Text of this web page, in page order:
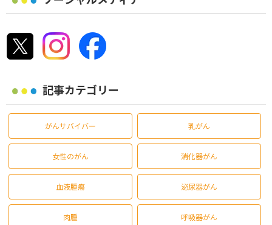
記事カテゴリー
がんサバイバー 乳がん
女性のがん 消化器がん
血液腫瘍 泌尿器がん
肉腫 呼吸器がん